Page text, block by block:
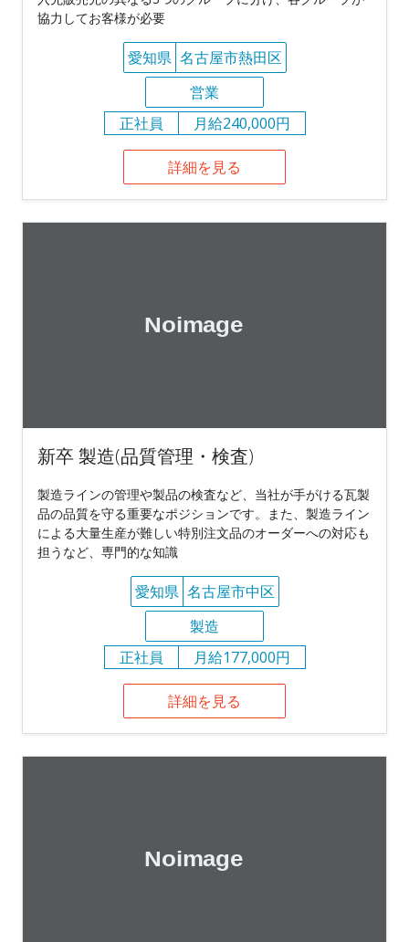
協力してお客様が必要
愛知県 名古屋市熱田区
営業
正社員
月給240,000円
詳細を見る
新卒 製造(品質管理・検査)
製造ラインの管理や製品の検査など、当社が手がける瓦製
品の品質を守る重要なポジションです。また、製造ライン
による大量生産が難しい特別注文品のオーダーへの対応も
担うなど、専門的な知識
愛知県 名古屋市中区
製造
正社員
月給177,000円
詳細を見る